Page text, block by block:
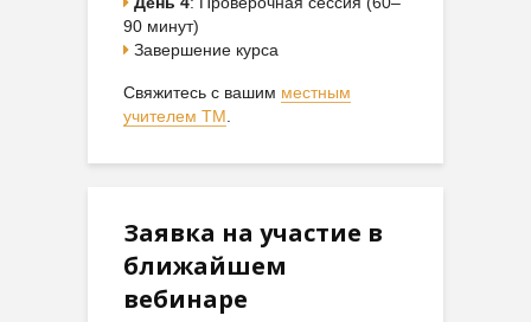
90 минут)
Завершение курса
Свяжитесь с вашим местным
учителем ТМ
Заявка на участие в
ближайшем
вебинаре